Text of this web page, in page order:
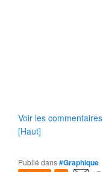
Voir les commentaires
[Haut]
Publié dans#Graphique